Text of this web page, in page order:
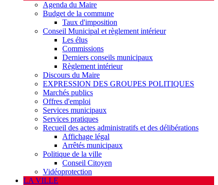
Agenda du Maire
Budget de la commune
Taux d'imposition
Conseil Municipal et règlement intérieur
Les élus
Commissions
Derniers conseils municipaux
Règlement intérieur
Discours du Maire
EXPRESSION DES GROUPES POLITIQUES
Marchés publics
Offres d'emploi
Services municipaux
Services pratiques
Recueil des actes administratifs et des délibérations
Affichage légal
Arrêtés municipaux
Politique de la ville
Conseil Citoyen
Vidéoprotection
LA VILLE